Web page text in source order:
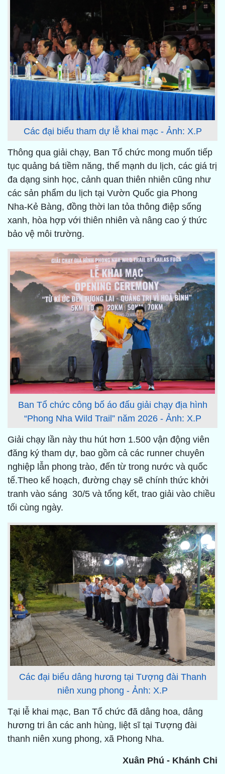
Các đại biểu tham dự lễ khai mạc - Ảnh: X.P
Thông qua giải chạy, Ban Tổ chức mong muốn tiếp
tục quảng bá tiềm năng, thế mạnh du lịch, các giá trị
đa dạng sinh học, cảnh quan thiên nhiên cũng như
các sản phẩm du lịch tại Vườn Quốc gia Phong
Nha-Kẻ Bàng, đồng thời lan tỏa thông điệp sống
xanh, hòa hợp với thiên nhiên và nâng cao ý thức
bảo vệ môi trường.
Ban Tổ chức công bố áo đấu giải chạy địa hình
“Phong Nha Wild Trail” năm 2026 - Ảnh: X.P
Giải chạy lần này thu hút hơn 1.500 vận động viên
đăng ký tham dự, bao gồm cả các runner chuyên
nghiệp lẫn phong trào, đến từ trong nước và quốc
tế.Theo kế hoạch, đường chạy sẽ chính thức khởi
tranh vào sáng 30/5 và tổng kết, trao giải vào chiều
tối cùng ngày.
Các đại biểu dâng hương tại Tượng đài Thanh
niên xung phong - Ảnh: X.P
Tại lễ khai mạc, Ban Tổ chức đã dâng hoa, dâng
hương tri ân các anh hùng, liệt sĩ tại Tượng đài
thanh niên xung phong, xã Phong Nha.
Xuân Phú - Khánh Chi